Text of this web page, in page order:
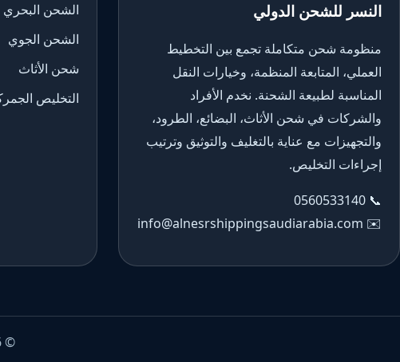
النسر للشحن الدولي
منظومة شحن متكاملة تجمع بين التخطيط
العملي، المتابعة المنظمة، وخيارات النقل
المناسبة لطبيعة الشحنة. نخدم الأفراد
والشركات في شحن الأثاث، البضائع، الطرود،
والتجهيزات مع عناية بالتغليف والتوثيق وترتيب
إجراءات التخليص.
📞
0560533140
✉️
info@alnesrshippingsaudiarabia.com
الشحن البحري
الشحن الجوي
شحن الأثاث
التخليص
© 2026 النسر للشحن الدولي. جميع الحقوق محفوظة.